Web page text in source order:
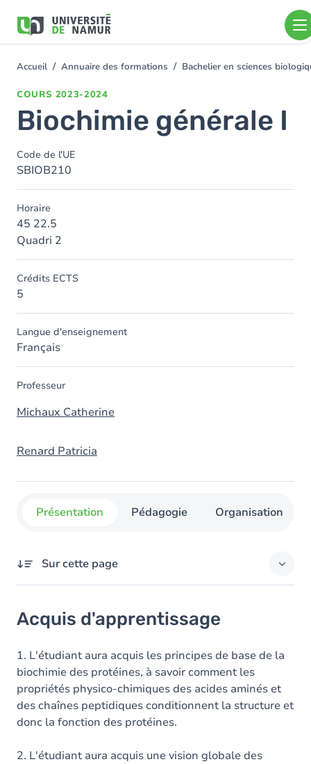
contenu
You
Accueil Annuaire des formations Bachelier en sciences
COURS 2023-2024
Biochimie générale I
Code de l'UE
SBIOB210
Horaire
45 22.5
Quadri 2
Crédits ECTS
5
Langue d'enseignement
Français
Professeur
Michaux Catherine
Renard Patricia
Présentation Pédagogie Organisation
Sur cette page
Objectifs
Contenu
Table des matières
Acquis d'apprentissage
1. L'étudiant aura acquis les principes de base de la
biochimie des protéines, à savoir comment les
propriétés physico-chimiques des acides aminés et
des chaînes peptidiques conditionnent la structure et
donc la fonction des protéines.
2. L'étudiant aura acquis une vision globale des